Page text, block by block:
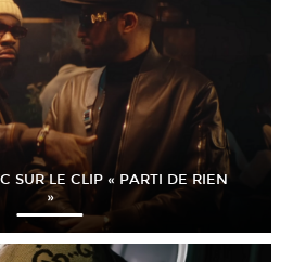
SUR LE CLIP « PARTI DE RIEN
»